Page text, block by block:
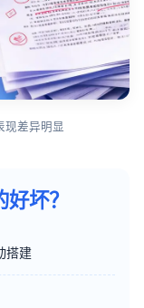
现差异明显
坏？
搭建